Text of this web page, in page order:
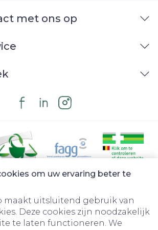
om uw ervaring beter te
maakt uitsluitend gebruik van
Deze cookies zijn noodzakelijk
te laten functioneren. We
hartslag), opvliegers,
kortademigheid,
dyspepsie of
diarree, constipatie, allergische
vermoeidheid, zwakte,
enkels (oedeem).
met ons op